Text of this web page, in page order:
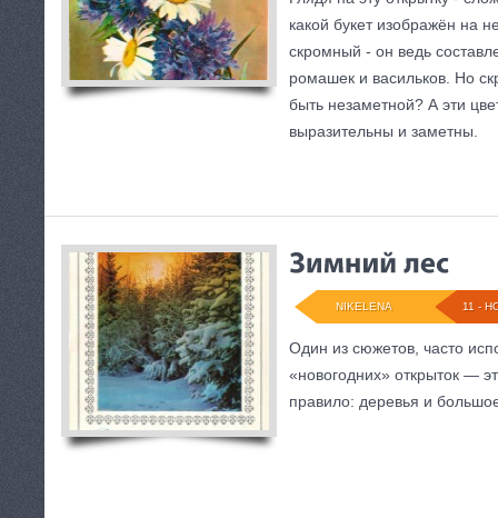
какой букет изображён на
скромный - он ведь
ромашек и васильков. Но
быть незаметной? А эти
выразительны и заметны.
11 -
NIKELENA
Один из сюжетов, часто
«новогодних» открыток —
правило: деревья и